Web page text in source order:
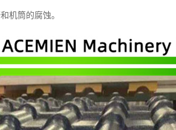
机筒的腐蚀。